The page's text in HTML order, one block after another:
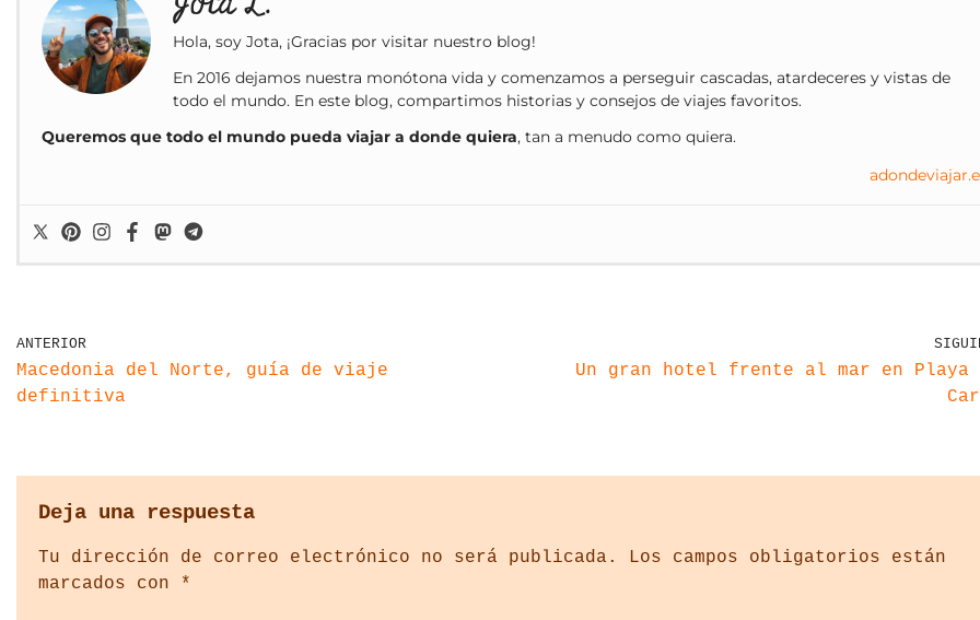
Hola, soy Jota, ¡Gracias por visitar nuestro blog!
En 2016 dejamos nuestra monótona vida y comenzamos a perseguir cascadas, atardeceres y vistas de
todo el mundo. En este blog, compartimos historias y consejos de viajes favoritos.
Queremos que todo el mundo pueda viajar a donde quiera, tan a menudo como quiera.
ANTERIOR
Macedonia del Norte, guía de viaje
definitiva
Un gran hotel frente al mar en Playa
Deja una respuesta
Tu dirección de correo electrónico no será publicada.
Los campos obligatorios están
marcados con
*